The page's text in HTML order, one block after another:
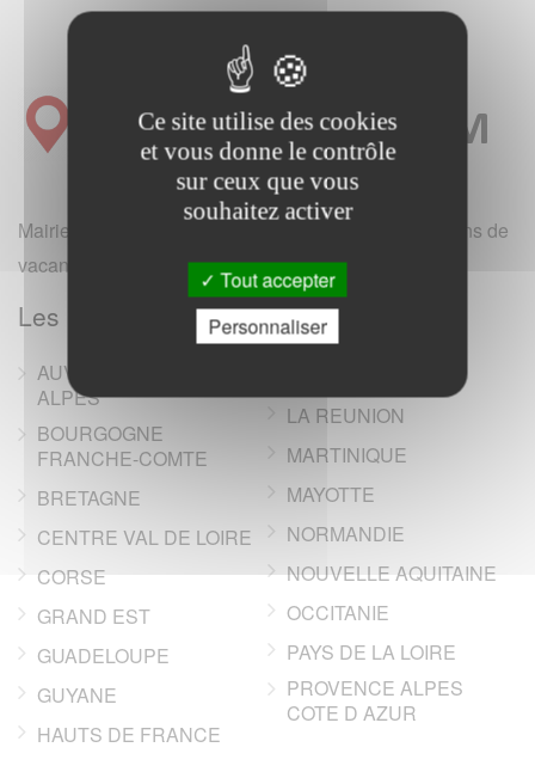
Mairie et office de tourisme de France (hotels, locations de
vacances, campings, annonces immobilieres).
Les regions de France
AUVERGNE RHONE-
ALPES
BOURGOGNE
FRANCHE-COMTE
BRETAGNE
CENTRE VAL DE LOIRE
CORSE
GRAND EST
GUADELOUPE
GUYANE
HAUTS DE FRANCE
LA REUNION
MARTINIQUE
MAYOTTE
NORMANDIE
NOUVELLE AQUITAINE
OCCITANIE
PAYS DE LA LOIRE
PROVENCE ALPES
COTE D AZUR
Ce site utilise des cookies
et vous donne le contrôle
sur ceux que vous
souhaitez activer
Tout accepter
Personnaliser